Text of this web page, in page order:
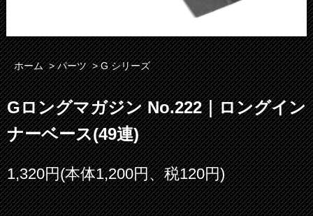
ホーム >パーツ >G シリーズ
Gロングマガジン No.222｜ロングイン
ナーベース(49連)
1,320円(本体1,200円、税120円)